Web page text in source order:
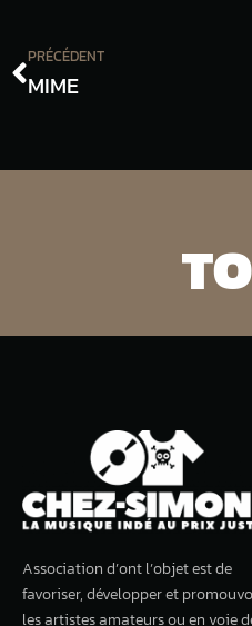
PRÉCÉDENT
MIME
Association d’ont l’objet est de
favoriser, développer et
les artistes amateurs ou en voie